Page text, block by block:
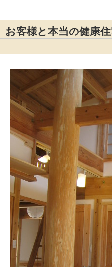
お客様と本当の健康